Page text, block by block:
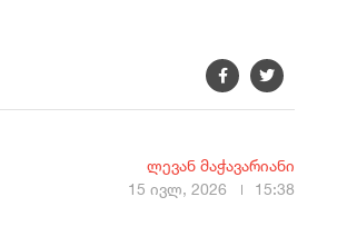
ლევან მაჭავარიანი
15 ივლ, 2026
15:38